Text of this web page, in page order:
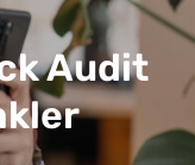
Audit